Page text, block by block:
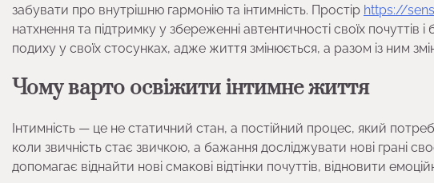
забувати про внутрішню гармонію та інтимність. Простір https://
натхнення та підтримку у збереженні автентичності своїх почуттів
подиху у своїх стосунках, адже життя змінюється, а разом із ним
Чому варто освіжити інтимне життя
Інтимність — це не статичний стан, а постійний процес, який
коли звичність стає звичкою, а бажання досліджувати нові грані
допомагає віднайти нові смакові відтінки почуттів, відновити